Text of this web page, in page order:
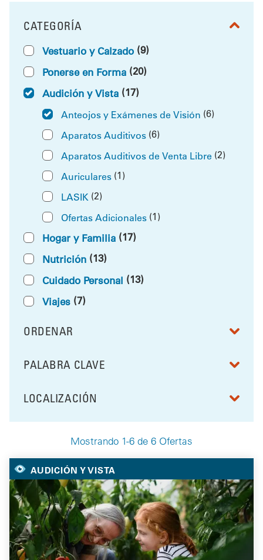
Mostrando 1-6 de 6 Ofertas
FILTRAR POR
CATEGORÍA
Vestuario y Calzado (9)
Ponerse en Forma (20)
Audición y Vista (17)
Anteojos y Exámenes de Visión (6)
Aparatos Auditivos (6)
Aparatos Auditivos de Venta Libre (2)
Auriculares (1)
LASIK (2)
Ofertas Adicionales (1)
Hogar y Familia (17)
Nutrición (13)
Cuidado Personal (13)
Viajes (7)
ORDENAR
RESULTS BY
FILTRAR POR
PALABRA CLAVE
FILTRAR POR
LOCALIZACIÓN
Your Selected Deals
AUDICIÓN Y VISTA